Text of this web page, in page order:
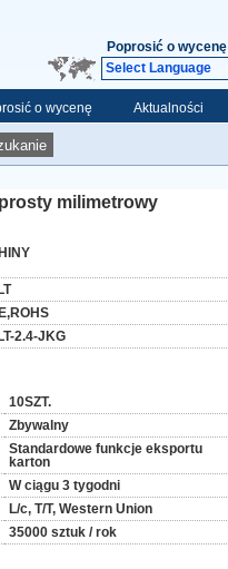
Poprosić o wycenę
Select Language
o wycenę Aktualności
milimetrowy
2.4-JKG
10SZT.
Zbywalny
Standardowe funkcje eksportu
karton
W ciągu 3 tygodni
L/c, T/T, Western Union
35000 sztuk / rok